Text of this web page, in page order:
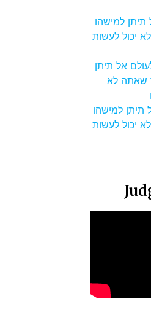
תיתן למישהו
יכול לעשות
אל תיתן
שאתה לא
תיתן למישהו
יכול לעשות